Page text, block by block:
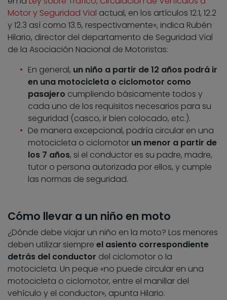
Motor y Seguridad Vial actual, en los artículos 12.1, 12.2
y 12.3 así como 13.5, respectivamente», indica Rubén
Hilario, director del departamento de Seguridad Vial
de la Asociación Nacional de Motoristas:
En general, un niño a partir de 12 años podrá ir
en una motocicleta o ciclomotor como
pasajero cumpliendo básicamente todos y
cada uno de los requisitos necesarios para su
seguridad (casco, ir bien colocado, etc.).
De manera excepcional, podría circular en una
motocicleta o ciclomotor un menor a partir de
los 7 años, si el conductor es su padre, madre,
tutor o persona autorizada por ellos, y cumple
las normas de seguridad.
Cómo llevar a un niño en moto
¿Dónde debe viajar un niño en la moto? Los menores
deben utilizar siempre el asiento correspondiente
detrás del conductor del ciclomotor o la
motocicleta. Un peque «no puede circular en una
motocicleta o ciclomotor, entre el manillar del
vehículo y el conductor», apunta Hilario.